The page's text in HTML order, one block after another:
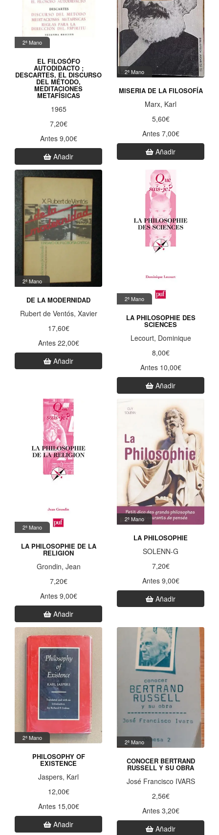
2ª Mano
EL FILOSÓFO
AUTODIDACTO ;
DESCARTES, EL DISCURSO
DEL MÉTODO,
MEDITACIONES
METAFÍSICAS
1965
7,20€
Antes 9,00€
Añadir
2ª Mano
MISERIA DE LA FILOSOFÍA
Marx, Karl
5,60€
Antes 7,00€
Añadir
2ª Mano
DE LA MODERNIDAD
Rubert de Ventós, Xavier
17,60€
Antes 22,00€
Añadir
2ª Mano
LA PHILOSOPHIE DES
SCIENCES
Lecourt, Dominique
8,00€
Antes 10,00€
Añadir
2ª Mano
LA PHILOSOPHIE DE LA
RELIGION
Grondin, Jean
7,20€
Antes 9,00€
Añadir
2ª Mano
LA PHILOSOPHIE
SOLENN-G
7,20€
Antes 9,00€
Añadir
2ª Mano
PHILOSOPHY OF
EXISTENCE
Jaspers, Karl
12,00€
Antes 15,00€
Añadir
2ª Mano
CONOCER BERTRAND
RUSSELL Y SU OBRA
José Francisco IVARS
2,56€
Antes 3,20€
Añadir